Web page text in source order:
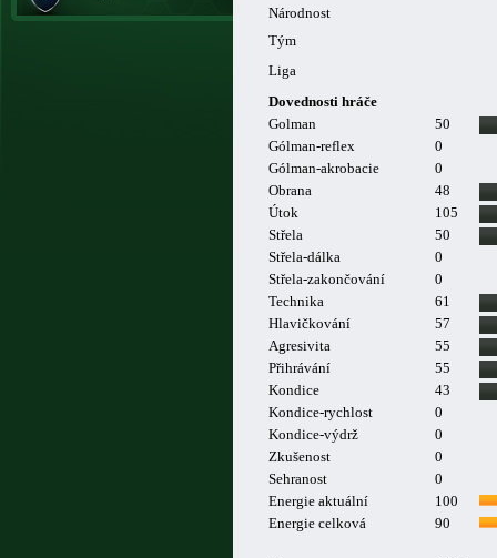
Národnost
Tým
Liga
Dovednosti hráče
Golman
50
Gólman-reflex
0
Gólman-akrobacie
0
Obrana
48
Útok
105
Střela
50
Střela-dálka
0
Střela-zakončování
0
Technika
61
Hlavičkování
57
Agresivita
55
Přihrávání
55
Kondice
43
Kondice-rychlost
0
Kondice-výdrž
0
Zkušenost
0
Sehranost
0
Energie aktuální
100
Energie celková
90